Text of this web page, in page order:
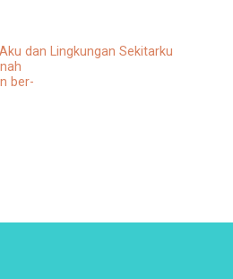
dan Lingkungan Sekitarku
ber-